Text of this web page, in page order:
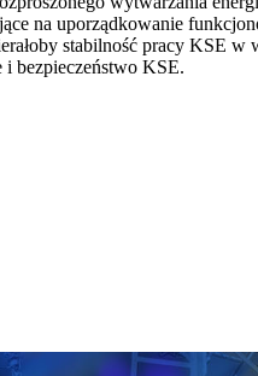
na uporządkowanie
stabilność pracy KSE w
bezpieczeństwo KSE.